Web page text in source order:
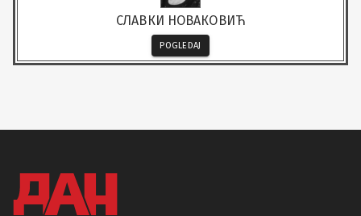
СЛАВКИ НОВАКОВИЋ
POGLEDAJ